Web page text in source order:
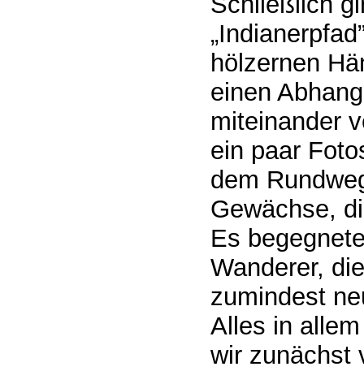
hölzernen
einen
miteinander
ein paar
dem
Gewächse,
Es
Wanderer,
zumindest
Alles in
wir zunächst